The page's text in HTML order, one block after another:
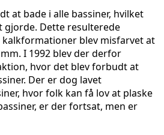
at bade i alle bassiner, hvilket
Dette resulterede
blev misfarvet at
I 1992 blev der derfor
hvor det blev forbudt at
Der er dog lavet
hvor folk kan få lov at plaske
er der fortsat, men er